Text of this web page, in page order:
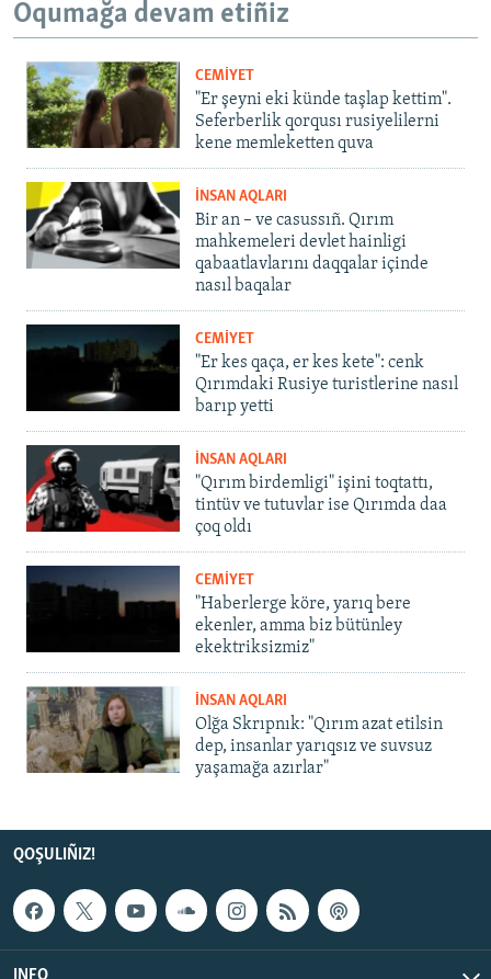
Oqumağa devam etiñiz
CEMİYET
"Er şeyni eki künde taşlap kettim".
Seferberlik qorqusı rusiyelilerni
kene memleketten quva
İNSAN AQLARI
Bir an – ve casussıñ. Qırım
mahkemeleri devlet hainligi
qabaatlavlarını daqqalar içinde
nasıl baqalar
CEMİYET
"Er kes qaça, er kes kete": cenk
Qırımdaki Rusiye turistlerine nasıl
barıp yetti
İNSAN AQLARI
"Qırım birdemligi" işini toqtattı,
tintüv ve tutuvlar ise Qırımda daa
çoq oldı
CEMİYET
"Haberlerge köre, yarıq bere
ekenler, amma biz bütünley
ekektriksizmiz"
İNSAN AQLARI
Olğa Skrıpnık: "Qırım azat etilsin
dep, insanlar yarıqsız ve suvsuz
yaşamağa azırlar"
QOŞULIÑIZ!
INFO